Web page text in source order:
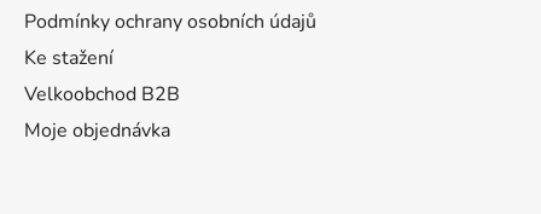
Podmínky ochrany osobních údajů
Ke stažení
Velkoobchod B2B
Moje objednávka